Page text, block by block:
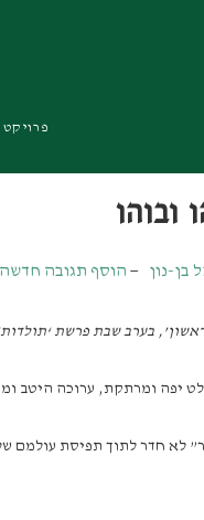
פרויקט 929
ובוהו
בן-נון הוסף תגובה חדשה
בערב שבת פרשת ‘תולדות
לא חדר לתוך תפיסת עולמם